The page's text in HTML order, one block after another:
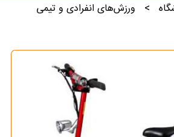
> ورزش‌های انفرادی و تیمی